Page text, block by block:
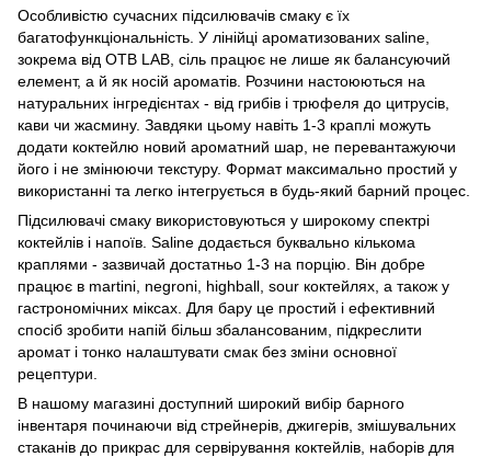
Особливістю сучасних підсилювачів смаку є їх
багатофункціональність. У лінійці ароматизованих saline,
зокрема від OTB LAB, сіль працює не лише як балансуючий
елемент, а й як носій ароматів. Розчини настоюються на
натуральних інгредієнтах - від грибів і трюфеля до цитрусів,
кави чи жасмину. Завдяки цьому навіть 1-3 краплі можуть
додати коктейлю новий ароматний шар, не перевантажуючи
його і не змінюючи текстуру. Формат максимально простий у
використанні та легко інтегрується в будь-який барний процес.
Підсилювачі смаку використовуються у широкому спектрі
коктейлів і напоїв. Saline додається буквально кількома
краплями - зазвичай достатньо 1-3 на порцію. Він добре
працює в martini, negroni, highball, sour коктейлях, а також у
гастрономічних міксах. Для бару це простий і ефективний
спосіб зробити напій більш збалансованим, підкреслити
аромат і тонко налаштувати смак без зміни основної
рецептури.
В нашому магазині доступний широкий вибір барного
інвентаря починаючи від стрейнерів, джигерів, змішувальних
стаканів до прикрас для сервірування коктейлів, наборів для